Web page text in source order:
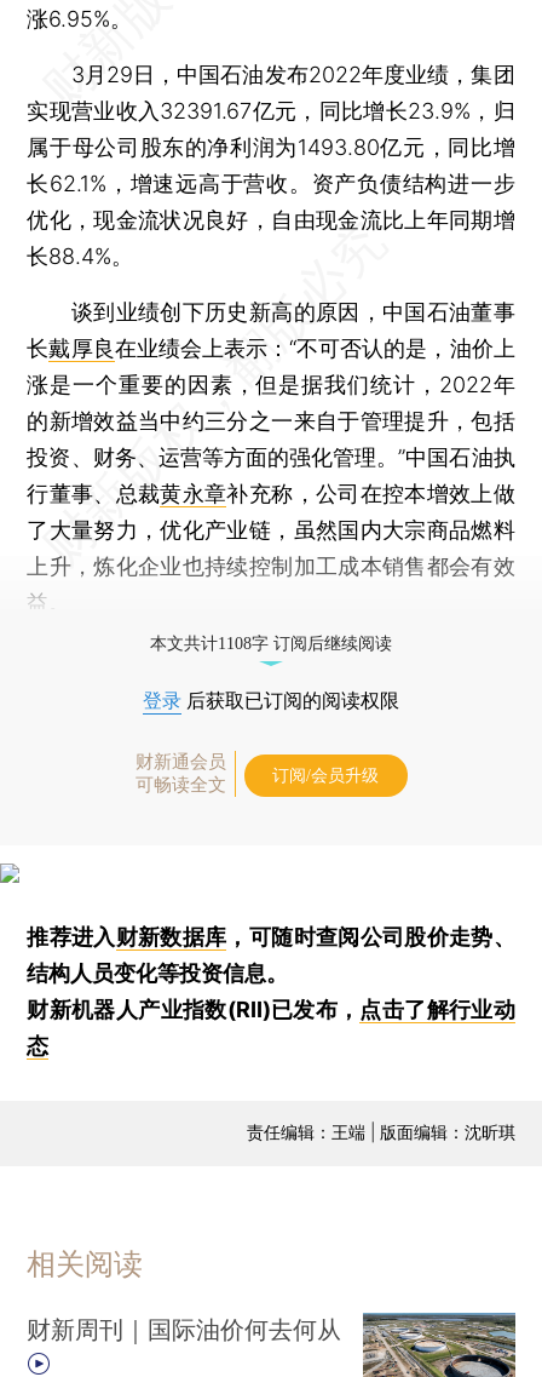
涨6.95%。
3月29日，中国石油发布2022年度业绩，集团
实现营业收入32391.67亿元，同比增长23.9%，归
属于母公司股东的净利润为1493.80亿元，同比增
长62.1%，增速远高于营收。资产负债结构进一步
优化，现金流状况良好，自由现金流比上年同期增
长88.4%。
谈到业绩创下历史新高的原因，中国石油董事
长戴厚良在业绩会上表示：“不可否认的是，油价上
涨是一个重要的因素，但是据我们统计，2022年
的新增效益当中约三分之一来自于管理提升，包括
投资、财务、运营等方面的强化管理。”中国石油执
行董事、总裁黄永章补充称，公司在控本增效上做
了大量努力，优化产业链，虽然国内大宗商品燃料
上升，炼化企业也持续控制加工成本销售都会有效
益。
本文共计1108字 订阅后继续阅读
登录 后获取已订阅的阅读权限
财新通会员
可畅读全文
订阅/会员升级
推荐进入财新数据库 ，可随时查阅公司股价走势、
结构人员变化等投资信息。
财新机器人产业指数(RII)已发布， 点击了解行业动
态
责任编辑：王端 | 版面编辑：沈昕琪
相关阅读
财新周刊｜国际油价何去何从